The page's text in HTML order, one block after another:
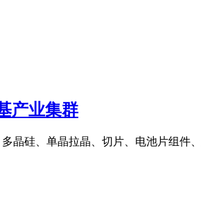
产业集群
晶硅、单晶拉晶、切片、电池片组